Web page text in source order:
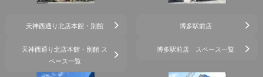
天神西通り北店本館・別館
天神西通り北店本館・別館 ス
ペース一覧
博多駅前店
博多駅前店 スペース一覧